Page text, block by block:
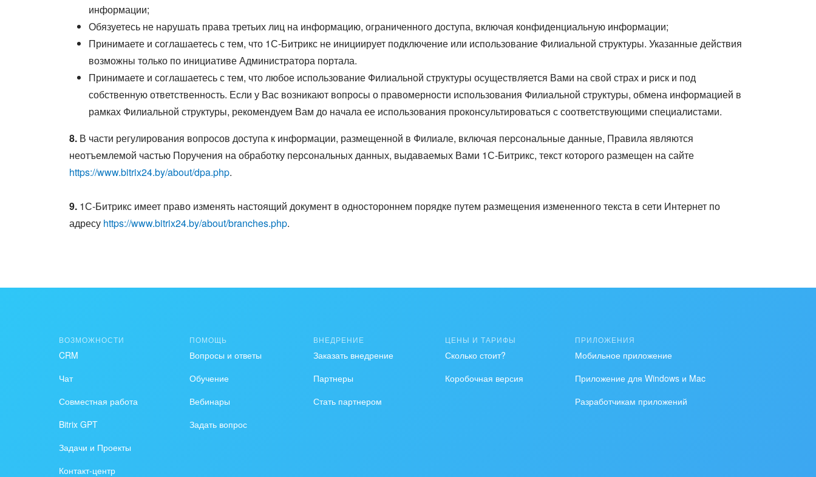
информации;
Обязуетесь не нарушать права третьих лиц на информацию, ограниченного доступа, включая конфиденциальную информации;
Принимаете и соглашаетесь с тем, что 1С-Битрикс не инициирует подключение или использование Филиальной структуры. Указанные действия
возможны только по инициативе Администратора портала.
Принимаете и соглашаетесь с тем, что любое использование Филиальной структуры осуществляется Вами на свой страх и риск и под
собственную ответственность. Если у Вас возникают вопросы о правомерности использования Филиальной структуры, обмена информацией в
рамках Филиальной структуры, рекомендуем Вам до начала ее использования проконсультироваться с соответствующими специалистами.
8. В части регулирования вопросов доступа к информации, размещенной в Филиале, включая персональные данные, Правила являются
неотъемлемой частью Поручения на обработку персональных данных, выдаваемых Вами 1С-Битрикс, текст которого размещен на сайте
https://www.bitrix24.by/about/dpa.php.
9. 1С-Битрикс имеет право изменять настоящий документ в одностороннем порядке путем размещения измененного текста в сети Интернет по
адресу https://www.bitrix24.by/about/branches.php.
ВОЗМОЖНОСТИ
CRM
Чат
Совместная работа
Bitrix GPT
Задачи и Проекты
Контакт-центр
ПОМОЩЬ
Вопросы и ответы
Обучение
Вебинары
Задать вопрос
ВНЕДРЕНИЕ
Заказать внедрение
Партнеры
Стать партнером
ЦЕНЫ И ТАРИФЫ
Сколько стоит?
Коробочная версия
ПРИЛОЖЕНИЯ
Мобильное приложение
Приложение для Windows и Mac
Разработчикам приложений